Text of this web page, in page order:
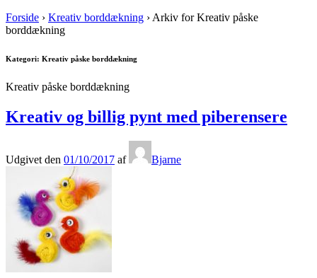
Forside › Kreativ borddækning › Arkiv for Kreativ påske
borddækning
Kategori: Kreativ påske borddækning
Kreativ påske borddækning
Kreativ og billig pynt med piberensere
Udgivet den 01/10/2017 af Bjarne